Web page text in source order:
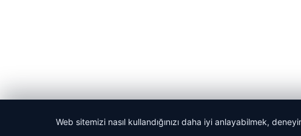
© 2026 Laf Gazetesi
Web sitemizi nasıl kullandığınızı daha iyi anlayabilmek,